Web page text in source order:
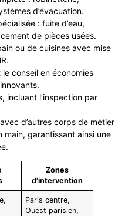
d’évacuation.
: fuite d’eau,
de pièces usées.
ou de cuisines avec mise
conseil en économies
incluant l’inspection par
d’autres corps de métier
garantissant ainsi une
Zones
d’intervention
Paris centre,
Ouest parisien,